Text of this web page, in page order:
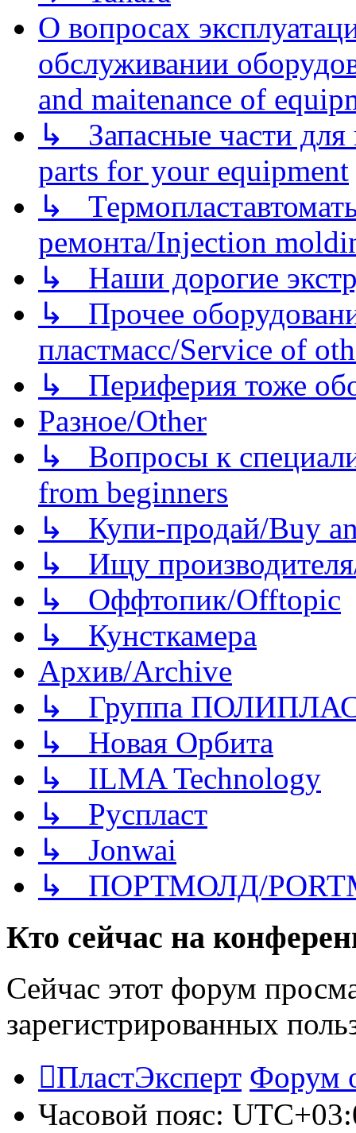
О вопросах
обслуживании
and maitenance of
↳ Запасные части для
parts for your equipment
↳
ремонта/Injection
↳ Наши дорогие
↳ Прочее
пластмасс/Service of
↳ Периферия тоже
Разное/Other
↳ Вопросы к
from beginners
↳ Купи-продай/Buy
↳ Ищу
↳ Оффтопик/Offtopic
↳ Кунсткамера
Архив/Archive
↳ Группа
↳ Новая Орбита
↳ ILMA Technology
↳ Руспласт
↳ Jonwai
↳ ПОРТМОЛД/
Кто сейчас на
Сейчас этот форум
зарегистрированных
ПластЭксперт Форум
Часовой пояс: